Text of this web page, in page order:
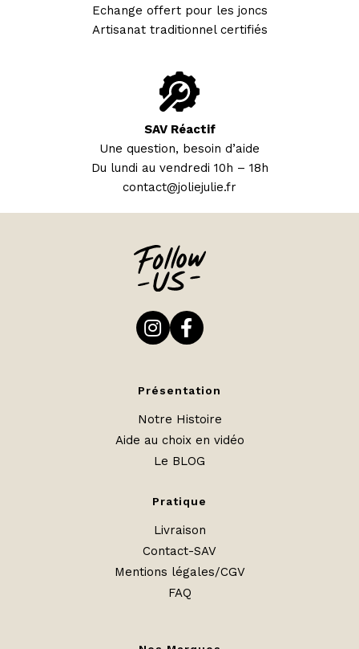
Echange offert pour les joncs
Artisanat traditionnel certifiés
SAV Réactif
Une question, besoin d’aide
Du lundi au vendredi 10h – 18h
contact@joliejulie.fr
Présentation
Notre Histoire
Aide au choix en vidéo
Le BLOG
Pratique
Livraison
Contact-SAV
Mentions légales/CGV
FAQ